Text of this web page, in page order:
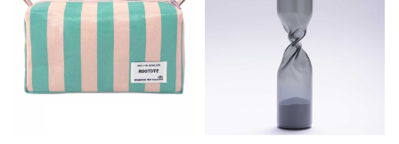
ーガンディー、オフホワイト